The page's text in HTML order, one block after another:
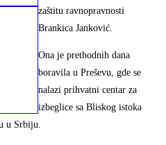
zaštitu ravnopravnosti
Brankica Janković.
Ona je prethodnih dana
boravila u Preševu, gde se
nalazi prihvatni centar za
izbeglice sa Bliskog istoka
u Srbiju.